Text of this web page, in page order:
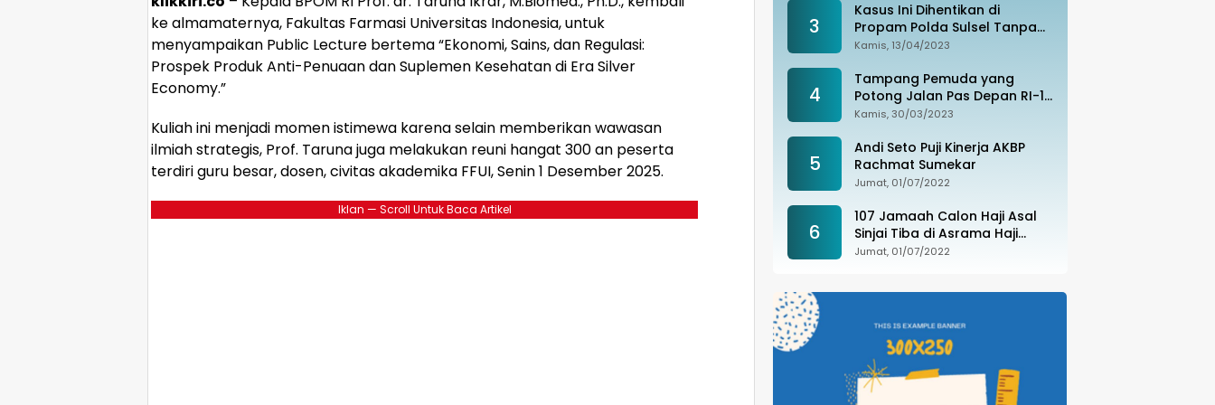
ke almamaternya, Fakultas Farmasi Universitas Indonesia, untuk
menyampaikan Public Lecture bertema “Ekonomi, Sains, dan Regulasi:
Prospek Produk Anti-Penuaan dan Suplemen Kesehatan di Era Silver
Economy.”
Kuliah ini menjadi momen istimewa karena selain memberikan wawasan
ilmiah strategis, Prof. Taruna juga melakukan reuni hangat 300 an peserta
terdiri guru besar, dosen, civitas akademika FFUI, Senin 1 Desember 2025.
Iklan — Scroll Untuk Baca Artikel
3
Kasus Ini Dihentikan di
Propam Polda Sulsel Tanpa
Kejelasan, Ada Apa?
Kamis, 13/04/2023
4
Tampang Pemuda yang
Potong Jalan Pas Depan RI-1
di Makassar Ditangkap,
Kamis, 30/03/2023
5
Andi Seto Puji Kinerja AKBP
Rachmat Sumekar
Jumat, 01/07/2022
6
107 Jamaah Calon Haji Asal
Sinjai Tiba di Asrama Haji
Sudiang
Jumat, 01/07/2022